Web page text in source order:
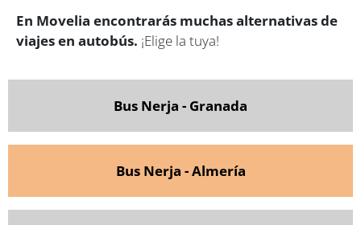
En Movelia encontrarás muchas alternativas de
viajes en autobús. ¡Elige la tuya!
Bus Nerja - Granada
Bus Nerja - Almería